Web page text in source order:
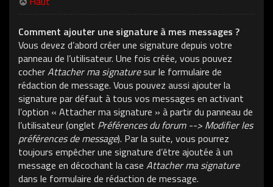
Comment ajouter une signature à mes messages ?
Vous devez d’abord créer une signature depuis votre
panneau de l’utilisateur. Une fois créée, vous pouvez
cocherAttacher ma signaturesur le formulaire de
rédaction de message. Vous pouvez aussi ajouter la
signature par défaut à tous vos messages en activant
l’option « Attacher ma signature » à partir du panneau de
l’utilisateur (onglet Préférences du forum --> Modifier les
préférences de message). Par la suite, vous pourrez
toujours empêcher une signature d’être ajoutée à un
message en décochant la case Attacher ma signature
dans le formulaire de rédaction de message.